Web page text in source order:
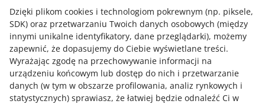
Dzięki plikom cookies i technologiom pokrewnym (np. piksele,
SDK) oraz przetwarzaniu Twoich danych osobowych (między
innymi unikalne identyfikatory, dane przeglądarki), możemy
zapewnić, że dopasujemy do Ciebie wyświetlane treści.
Wyrażając zgodę na przechowywanie informacji na
urządzeniu końcowym lub dostęp do nich i przetwarzanie
danych (w tym w obszarze profilowania, analiz rynkowych i
statystycznych) sprawiasz, że łatwiej będzie odnaleźć Ci w
Obecnie wypłaty z Allegro Finance możliwe są tylko na
polski rachunek bankowy. Umożliwimy wypłaty na
rachunki założone poza Polską – w krajach EOG.
Zaktualizujemy Politykę ochrony
prywatności Allegro Finance